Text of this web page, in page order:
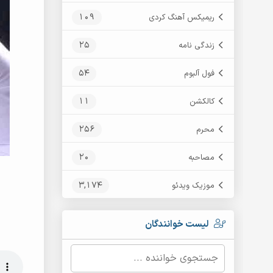
ریمیکس آهنگ کردی 109
زندگی نامه 25
فول آلبوم 54
کالکشن 11
محرم 256
مصاحبه 20
موزیک ویدئو 3,174
لیست خوانندگان